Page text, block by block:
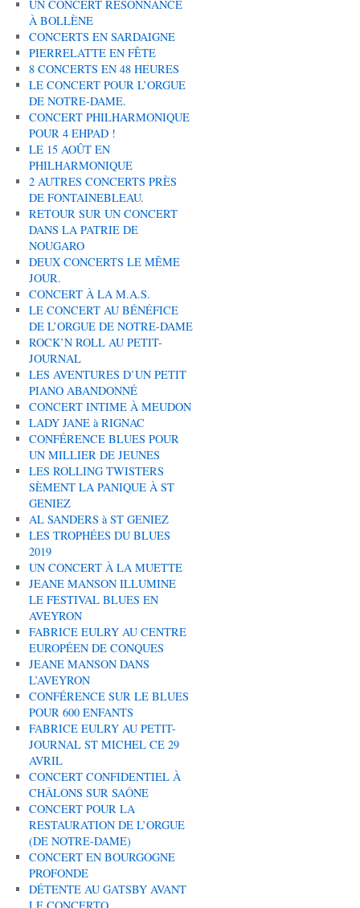
UN CONCERT RÉSONNANCE
À BOLLÈNE
CONCERTS EN SARDAIGNE
PIERRELATTE EN FÊTE
8 CONCERTS EN 48 HEURES
LE CONCERT POUR L’ORGUE
DE NOTRE-DAME.
CONCERT PHILHARMONIQUE
POUR 4 EHPAD !
LE 15 AOÛT EN
PHILHARMONIQUE
2 AUTRES CONCERTS PRÈS
DE FONTAINEBLEAU.
RETOUR SUR UN CONCERT
DANS LA PATRIE DE
NOUGARO
DEUX CONCERTS LE MÊME
JOUR.
CONCERT À LA M.A.S.
LE CONCERT AU BÉNÉFICE
DE L’ORGUE DE NOTRE-DAME
ROCK’N ROLL AU PETIT-
JOURNAL
LES AVENTURES D’UN PETIT
PIANO ABANDONNÉ
CONCERT INTIME À MEUDON
LADY JANE à RIGNAC
CONFÉRENCE BLUES POUR
UN MILLIER DE JEUNES
LES ROLLING TWISTERS
SÈMENT LA PANIQUE À ST
GENIEZ
AL SANDERS à ST GENIEZ
LES TROPHÉES DU BLUES
2019
UN CONCERT À LA MUETTE
JEANE MANSON ILLUMINE
LE FESTIVAL BLUES EN
AVEYRON
FABRICE EULRY AU CENTRE
EUROPÉEN DE CONQUES
JEANE MANSON DANS
L’AVEYRON
CONFÉRENCE SUR LE BLUES
POUR 600 ENFANTS
FABRICE EULRY AU PETIT-
JOURNAL ST MICHEL CE 29
AVRIL
CONCERT CONFIDENTIEL À
CHÂLONS SUR SAÔNE
CONCERT POUR LA
RESTAURATION DE L’ORGUE
(DE NOTRE-DAME)
CONCERT EN BOURGOGNE
PROFONDE
DÉTENTE AU GATSBY AVANT